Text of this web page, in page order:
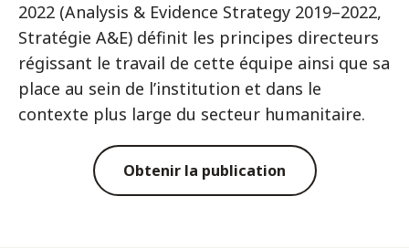
2022 (Analysis & Evidence Strategy 2019–2022,
Stratégie A&E) définit les principes directeurs
régissant le travail de cette équipe ainsi que sa
place au sein de l’institution et dans le
contexte plus large du secteur humanitaire.
Obtenir la publication